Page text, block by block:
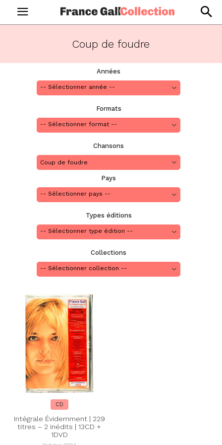
Coup de foudre
Années
Formats
Chansons
Coup de foudre
Pays
Types éditions
Collections
CD
Intégrale Évidemment | 229
titres – 2 inédits | 13CD +
1DVD